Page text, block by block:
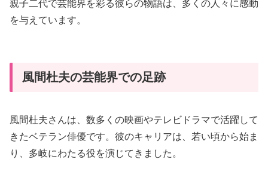
親子二代で芸能界を彩る彼らの物語は、多くの人々に感動
を与えています。
風間杜夫の芸能界での足跡
風間杜夫さんは、数多くの映画やテレビドラマで活躍して
きたベテラン俳優です。彼のキャリアは、若い頃から始ま
り、多岐にわたる役を演じてきました。